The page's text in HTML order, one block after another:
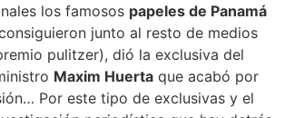
los famosos papeles de Panamá
junto al resto de medios
pulitzer), dió la exclusiva del
Maxim Huerta que acabó por
Por este tipo de exclusivas y el